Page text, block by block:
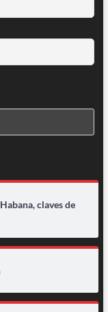
claves de